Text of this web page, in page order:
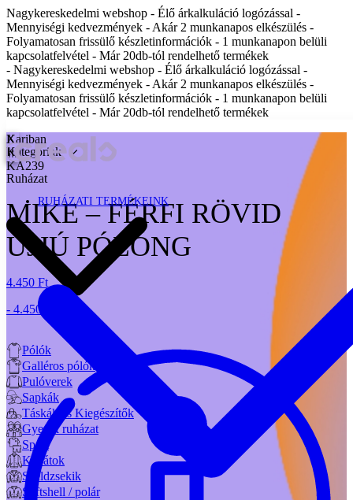
Nagykereskedelmi webshop - Élő árkalkuláció logózással -
Mennyiségi kedvezmények - Akár 2 munkanapos elkészülés -
Folyamatosan frissülő készletinformációk - 1 munkanapon belüli
kapcsolatfelvétel - Már 20db-tól rendelhető termékek
- Nagykereskedelmi webshop - Élő árkalkuláció logózással -
Mennyiségi kedvezmények - Akár 2 munkanapos elkészülés -
Folyamatosan frissülő készletinformációk - 1 munkanapon belüli
kapcsolatfelvétel - Már 20db-tól rendelhető termékek
RUHÁZATI TERMÉKEINK
X
Kategóriák
Ruházat
Pólók
Galléros pólók
Pulóverek
Sapkák
Táskák és Kiegészítők
Gyerek ruházat
Sport
Kabátok
Széldzsekik
Softshell / polár
Kariban
KA239
MIKE – FÉRFI RÖVID
UJJÚ PÓLÓNG
4.450 Ft
- 4.450 Ft